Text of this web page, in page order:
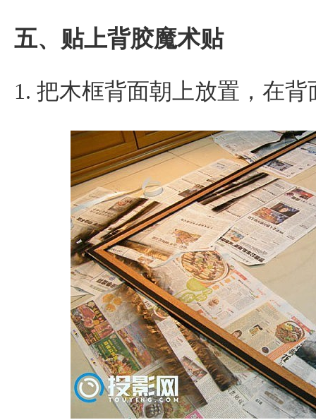
五、贴上背胶魔术贴
1. 把木框背面朝上放置，在